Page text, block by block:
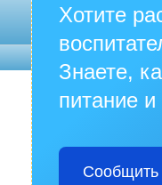
Хотите
Знаете,
питание и
Сообщить